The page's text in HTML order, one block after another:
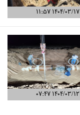
۱۴۰۴/۰۳/۱۷ ۱۱:۵۷
۱۴۰۴/۰۳/۱۲ ۰۷:۴۷